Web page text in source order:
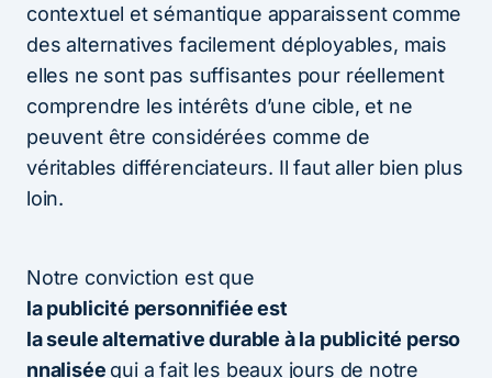
contextuel et sémantique apparaissent comme
des alternatives facilement déployables, mais
elles ne sont pas suffisantes pour réellement
comprendre les intérêts d’une cible, et ne
peuvent être considérées comme de
véritables différenciateurs. Il faut aller bien plus
loin.
Notre conviction est que
la publicité personnifiée est
la seule alternative durable à la publicité perso
nnalisée qui a fait les beaux jours de notre